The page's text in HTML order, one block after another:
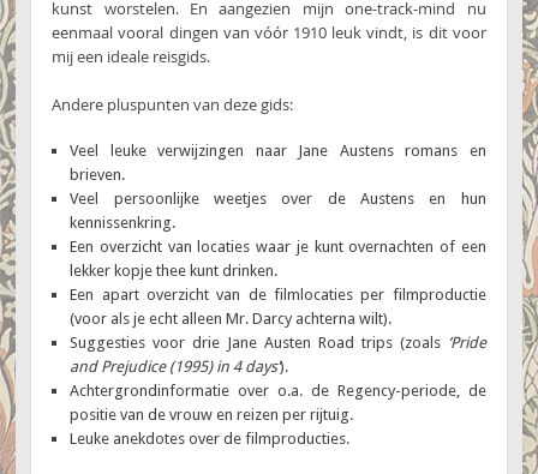
kunst worstelen. En aangezien mijn one-track-mind nu
eenmaal vooral dingen van vóór 1910 leuk vindt, is dit voor
mij een ideale reisgids.
Andere pluspunten van deze gids:
Veel leuke verwijzingen naar Jane Austens romans en
brieven.
Veel persoonlijke weetjes over de Austens en hun
kennissenkring.
Een overzicht van locaties waar je kunt overnachten of een
lekker kopje thee kunt drinken.
Een apart overzicht van de filmlocaties per filmproductie
(voor als je echt alleen Mr. Darcy achterna wilt).
Suggesties voor drie Jane Austen Road trips (zoals ‘Pride
and Prejudice (1995) in 4 days’).
Achtergrondinformatie over o.a. de Regency-periode, de
positie van de vrouw en reizen per rijtuig.
Leuke anekdotes over de filmproducties.